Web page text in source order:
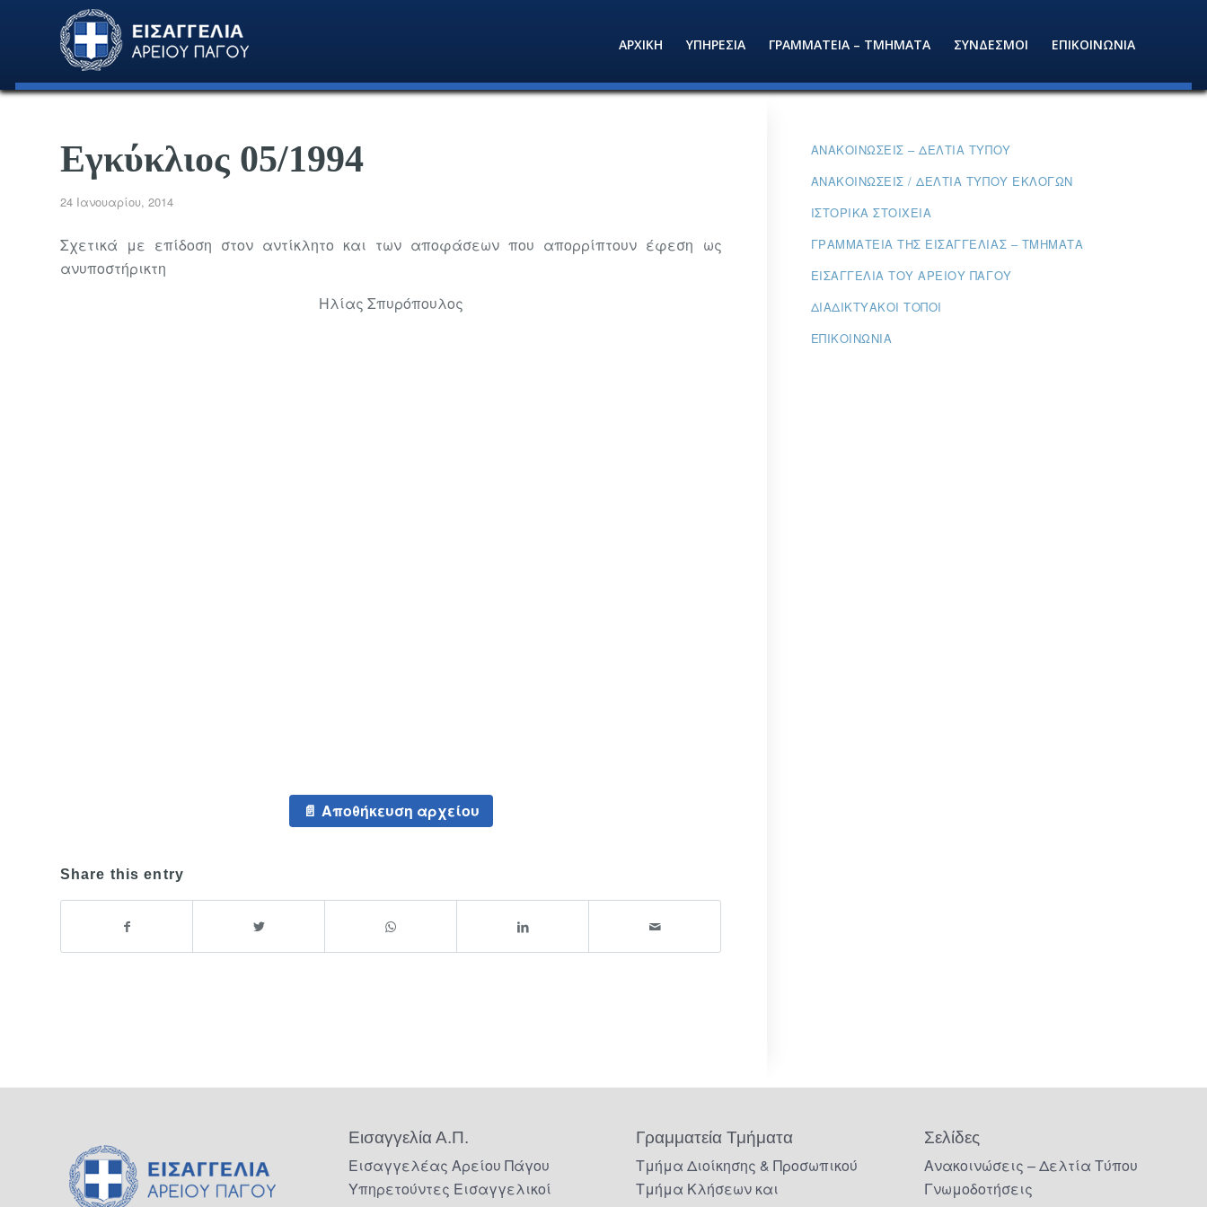
ΑΡΧΙΚΗ ΥΠΗΡΕΣΙΑ ΓΡΑΜΜΑΤΕΙΑ – ΤΜΗΜΑΤΑ ΣΥΝΔΕΣΜΟΙ ΕΠΙΚΟΙΝΩΝΙΑ
Εγκύκλιος 05/1994
24 Ιανουαρίου, 2014
Σχετικά με επίδοση στον αντίκλητο και των αποφάσεων που απορρίπτουν έφεση ως
ανυποστήρικτη
Ηλίας Σπυρόπουλος
Αποθήκευση αρχείου
Share this entry
ΑΝΑΚΟΙΝΏΣΕΙΣ – ΔΕΛΤΊΑ ΤΎΠΟΥ
ΑΝΑΚΟΙΝΏΣΕΙΣ / ΔΕΛΤΊΑ ΤΎΠΟΥ ΕΚΛΟΓΏΝ
ΙΣΤΟΡΙΚΆ ΣΤΟΙΧΕΊΑ
ΓΡΑΜΜΑΤΕΊΑ ΤΗΣ ΕΙΣΑΓΓΕΛΊΑΣ – ΤΜΉΜΑΤΑ
ΕΙΣΑΓΓΕΛΊΑ ΤΟΥ ΑΡΕΊΟΥ ΠΆΓΟΥ
ΔΙΑΔΙΚΤΥΑΚΟΊ ΤΌΠΟΙ
ΕΠΙΚΟΙΝΩΝΊΑ
Εισαγγελία Α.Π.
Εισαγγελέας Αρείου Πάγου
Υπηρετούντες Εισαγγελικοί
Γραμματεία Τμήματα
Τμήμα Διοίκησης & Προσωπικού
Τμήμα Κλήσεων και
Σελίδες
Ανακοινώσεις – Δελτία Τύπου
Γνωμοδοτήσεις